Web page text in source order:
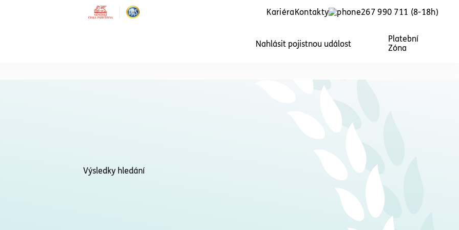
KariéraKontakty 267 990 711 (8-18h)
Právní ochrana pro obce
Právní služby pro obce, starosty a
členy zastupitelstev obcí.
Nahlásit pojistnou událost
Platební
Zóna
Výsledky hledání